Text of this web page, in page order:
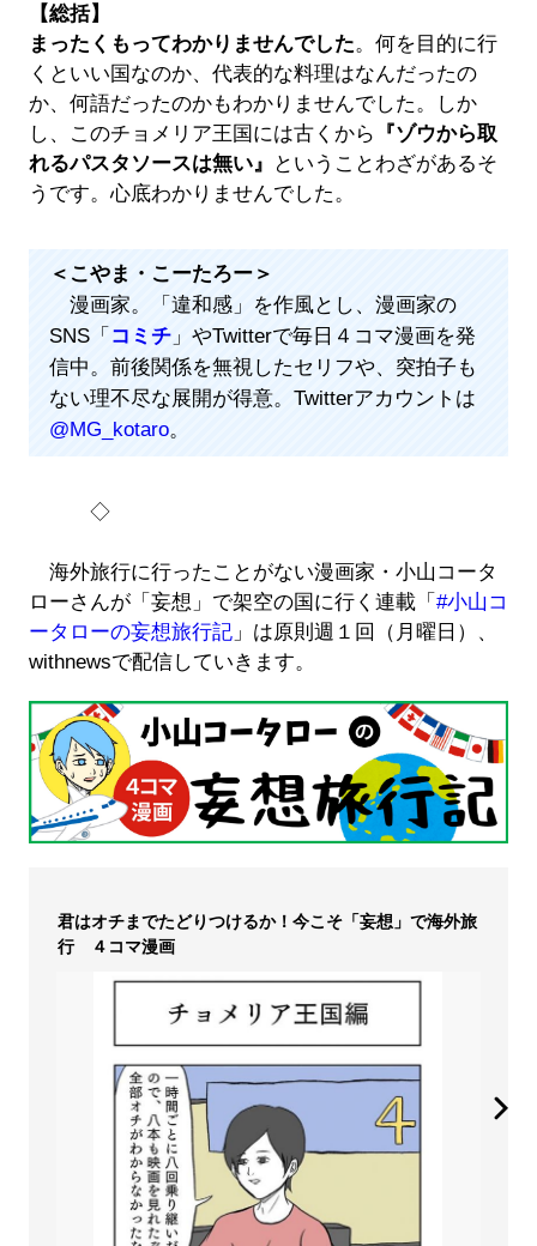
【総括】
まったくもってわかりませんでした。何を目的に行
くといい国なのか、代表的な料理はなんだったの
か、何語だったのかもわかりませんでした。しか
し、このチョメリア王国には古くから 『ゾウから取
れるパスタソースは無い』
ということわざがあるそ
うです。心底わかりませんでした。
＜こやま・こーたろー＞
漫画家。「違和感」を作風とし、漫画家の
SNS「 コミチ」やTwitterで毎日４コマ漫画を発
信中。前後関係を無視したセリフや、突拍子も
ない理不尽な展開が得意。Twitterアカウントは
@MG_kotaro。
◇
海外旅行に行ったことがない漫画家・小山コータ
ローさんが「妄想」で架空の国に行く連載「 #小山コ
ータローの妄想旅行記」は原則週１回（月曜日）、
withnewsで配信していきます。
君はオチまでたどりつけるか！今こそ「妄想」で海外旅
行 ４コマ漫画